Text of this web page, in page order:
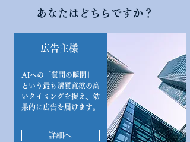
あなたはどちらですか？
広告主様
AIへの「質問の瞬間」
という最も購買意欲の高
いタイミングを捉え、効
果的に広告を届けます。
詳細へ